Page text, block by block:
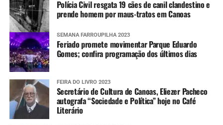
Polícia Civil resgata 19 cães de canil clandestino e
prende homem por maus-tratos em Canoas
SEMANA FARROUPILHA 2023
Feriado promete movimentar Parque Eduardo
Gomes; confira programação dos últimos dias
FEIRA DO LIVRO 2023
Secretário de Cultura de Canoas, Eliezer Pacheco
autografa “Sociedade e Política” hoje no Café
Literário